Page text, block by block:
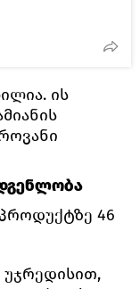
ის
46
უჯრედისით,